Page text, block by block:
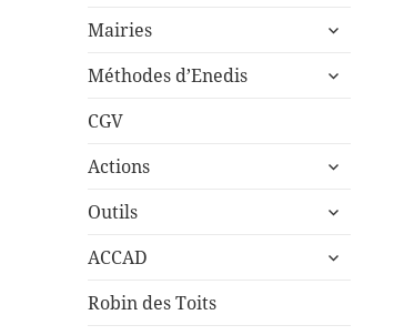
sous-
Mairies
ouvrir
sous-
Méthodes d’Enedis
ouvrir
CGV
Actions
ouvrir
sous-
Outils
ouvrir
sous-
ACCAD
ouvrir
Robin des Toits